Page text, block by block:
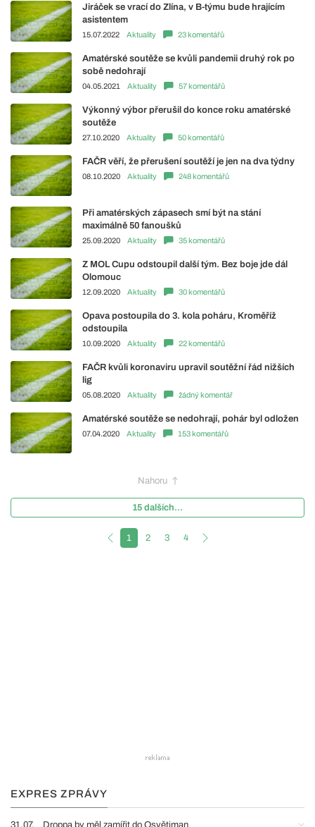
Jiráček se vrací do Zlína, v B-týmu bude hrajícím
asistentem
15.07.2022 Aktuality 23 komentářů
Amatérské soutěže se kvůli pandemii druhý rok po
sobě nedohrají
04.05.2021 Aktuality 57 komentářů
Výkonný výbor přerušil do konce roku amatérské
soutěže
27.10.2020 Aktuality 50 komentářů
FAČR věří, že přerušení soutěží je jen na dva týdny
08.10.2020 Aktuality 248 komentářů
Při amatérských zápasech smí být na stání
maximálně 50 fanoušků
25.09.2020 Aktuality 35 komentářů
Z MOL Cupu odstoupil další tým. Bez boje jde dál
Olomouc
12.09.2020 Aktuality 30 komentářů
Opava postoupila do 3. kola poháru, Kroměříž
odstoupila
10.09.2020 Aktuality 22 komentářů
FAČR kvůli koronaviru upravil soutěžní řád nižších
lig
05.08.2020 Aktuality žádný komentář
Amatérské soutěže se nedohrají, pohár byl odložen
07.04.2020 Aktuality 153 komentářů
Nahoru
15 dalších...
1 2 3 4
EXPRES ZPRÁVY
31.07. Droppa by měl zamířit do Osvětiman